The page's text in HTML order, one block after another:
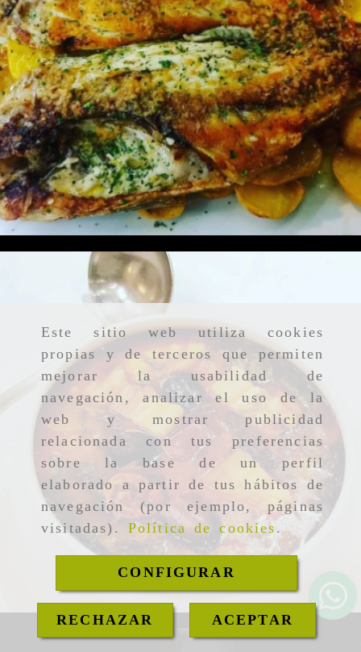
Este sitio web utiliza cookies
propias y de terceros que permiten
mejorar la usabilidad de
navegación, analizar el uso de la
web y mostrar publicidad
relacionada con tus preferencias
sobre la base de un perfil
elaborado a partir de tus hábitos de
navegación (por ejemplo, páginas
visitadas). Política de cookies .
CONFIGURAR
RECHAZAR ACEPTAR